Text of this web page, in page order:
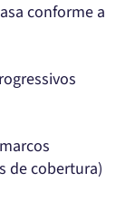
conforme a
de cobertura)